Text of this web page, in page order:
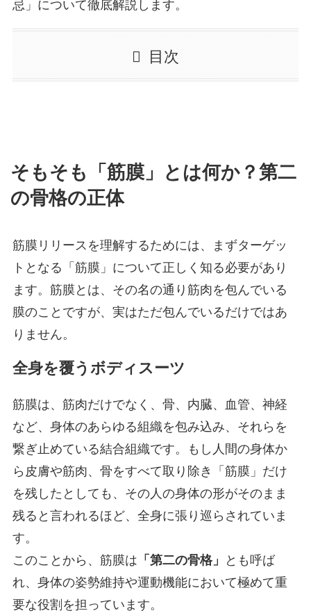
忌」について徹底解説します。
目次
そもそも「筋膜」とは何か？第二
の骨格の正体
筋膜リリースを理解するためには、まずターゲッ
トとなる「筋膜」について正しく知る必要があり
ます。筋膜とは、その名の通り筋肉を包んでいる
膜のことですが、実はただ包んでいるだけではあ
りません。
全身を覆うボディスーツ
筋膜は、筋肉だけでなく、骨、内臓、血管、神経
など、身体のあらゆる組織を包み込み、それらを
繋ぎ止めている結合組織です。もし人間の身体か
ら皮膚や筋肉、骨をすべて取り除き「筋膜」だけ
を残したとしても、その人の身体の形がそのまま
残ると言われるほど、全身に張り巡らされていま
す。
このことから、筋膜は 「第二の骨格」
とも呼ば
れ、身体の姿勢維持や運動機能において極めて重
要な役割を担っています。